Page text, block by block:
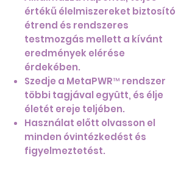
értékű élelmiszereket biztosító
étrend és rendszeres
testmozgás mellett a kívánt
eredmények elérése
érdekében.
Szedje a MetaPWR™ rendszer
többi tagjával együtt, és élje
életét ereje teljében.
Használat előtt olvasson el
minden óvintézkedést és
figyelmeztetést.